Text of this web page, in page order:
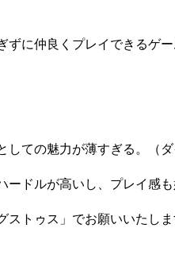
ずに仲良くプレイできるゲ
しての魅力が薄すぎる。（
ードルが高いし、プレイ感
トゥス」でお願いいたしま